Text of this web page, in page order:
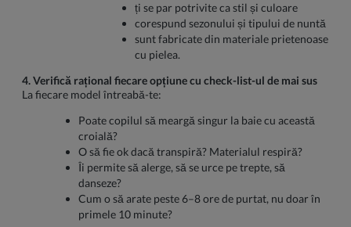
ți se par potrivite ca stil și culoare
corespund sezonului și tipului de nuntă
sunt fabricate din materiale prietenoase
cu pielea.
4. Verifică rațional fiecare opțiune cu check-list-ul de mai sus
La fiecare model întreabă-te:
Poate copilul să meargă singur la baie cu această
croială?
O să fie ok dacă transpiră? Materialul respiră?
Îi permite să alerge, să se urce pe trepte, să
danseze?
Cum o să arate peste 6–8 ore de purtat, nu doar în
primele 10 minute?